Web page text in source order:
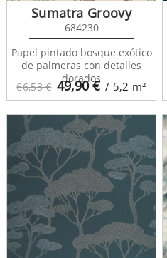
66,53 € 49,90€ / 5,2 m²
Sumatra Groovy
684230
Papel pintado bosque exótico
de palmeras con detalles
dorados